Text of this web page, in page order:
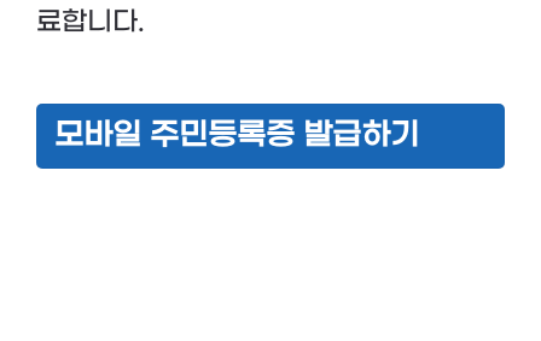
료합니다.
모바일 주민등록증 발급하기